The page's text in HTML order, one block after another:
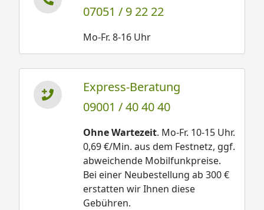
07051 / 9 22 22
Mo-Fr. 8-16 Uhr
Express-Beratung
09001 / 40 40 40
Ohne Wartezeit. Mo-Fr. 10-15 Uhr.
0,69 €/Min. aus dem Festnetz, ggf.
abweichende Mobilfunkpreise.
Bei einer Neubestellung ab 300 €
erstatten wir Ihnen diese
Gebühren.